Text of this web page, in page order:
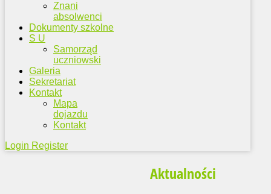
Znani
absolwenci
Dokumenty szkolne
S U
Samorząd
uczniowski
Galeria
Sekretariat
Kontakt
Mapa
dojazdu
Kontakt
Login Register
Aktualności